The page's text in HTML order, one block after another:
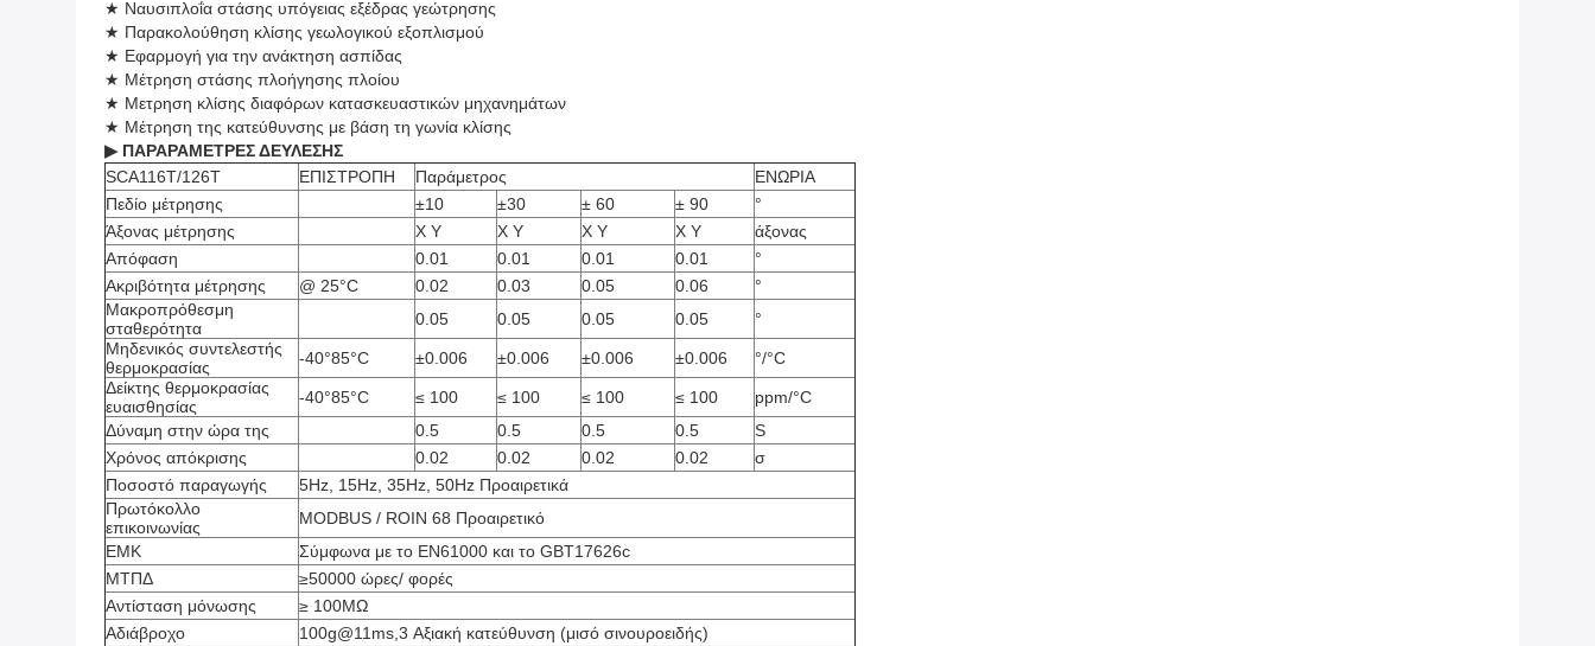
★ Ναυσιπλοΐα στάσης υπόγειας εξέδρας γεώτρησης
★ Παρακολούθηση κλίσης γεωλογικού εξοπλισμού
★ Εφαρμογή για την ανάκτηση ασπίδας
★ Μέτρηση στάσης πλοήγησης πλοίου
★ Μετρηση κλίσης διαφόρων κατασκευαστικών μηχανημάτων
★ Μέτρηση της κατεύθυνσης με βάση τη γωνία κλίσης
▶ ΠΑΡΑΡΑΜΕΤΡΕΣ ΔΕΥΛΕΣΗΣ
SCA116T/126T
ΕΠΙΣΤΡΟΠΗ Παράμετρος
ΕΝΩΡΙΑ
Πεδίο μέτρησης
±10 ±30 ± 60 ± 90
°
Άξονας μέτρησης
Χ Y Χ Y Χ Y Χ Y
άξονας
Απόφαση
0.01 0.01 0.01 0.01
°
Ακριβότητα μέτρησης
@ 25°C 0.02 0.03 0.05 0.06
°
Μακροπρόθεσμη
σταθερότητα
0.05 0.05 0.05 0.05
°
Μηδενικός συντελεστής
θερμοκρασίας
-40°85°C ±0.006 ±0.006 ±0.006 ±0.006
°/°C
Δείκτης θερμοκρασίας
ευαισθησίας
-40°85°C ≤ 100 ≤ 100 ≤ 100 ≤ 100
ppm/°C
Δύναμη στην ώρα της
0.5 0.5 0.5 0.5
S
Χρόνος απόκρισης
0.02 0.02 0.02 0.02
σ
Ποσοστό παραγωγής
5Hz, 15Hz, 35Hz, 50Hz Προαιρετικά
Πρωτόκολλο
επικοινωνίας
MODBUS / ROIN 68 Προαιρετικό
ΕΜΚ
Σύμφωνα με το EN61000 και το GBT17626c
ΜΤΠΔ
≥50000 ώρες/ φορές
Αντίσταση μόνωσης
≥ 100MΩ
Αδιάβροχο
100g@11ms,3 Αξιακή κατεύθυνση (μισό σινουροειδής)